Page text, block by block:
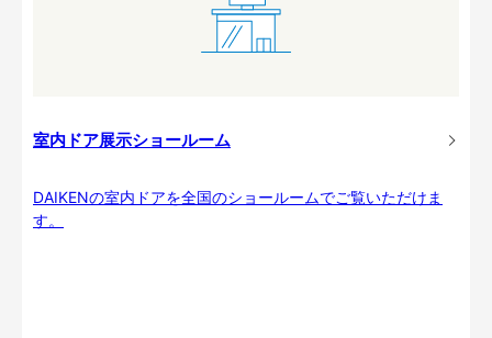
室内ドア展示ショールーム
DAIKENの室内ドアを全国のショールームでご覧いただけま
す。